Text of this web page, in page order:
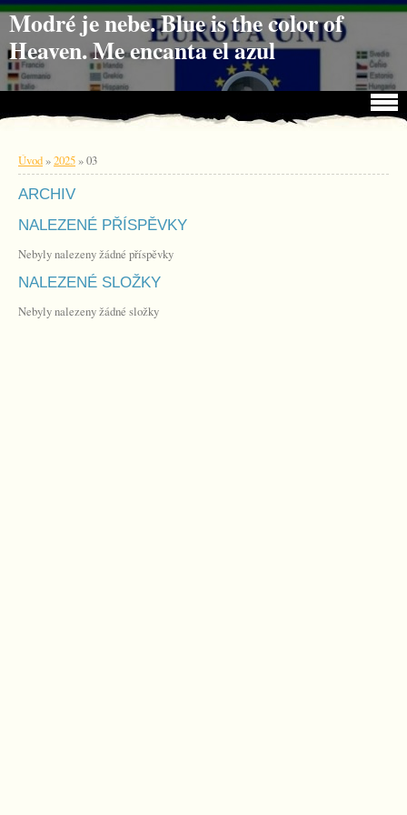
Jdi na obsah
Jdi na menu
Modré je nebe. Blue is the color of
Heaven. Me encanta el azul
Úvod»2025»03
ARCHIV
NALEZENÉ PŘÍSPĚVKY
Nebyly nalezeny žádné příspěvky
NALEZENÉ SLOŽKY
Nebyly nalezeny žádné složky